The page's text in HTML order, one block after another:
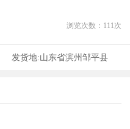
浏览次数： 111次
发货地:山东省滨州邹平县